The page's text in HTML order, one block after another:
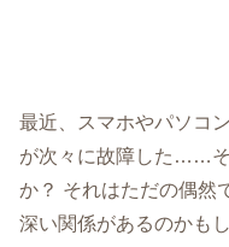
最近、スマホやパソコ
が次々に故障した……
か？ それはただの偶然
深い関係があるのかも